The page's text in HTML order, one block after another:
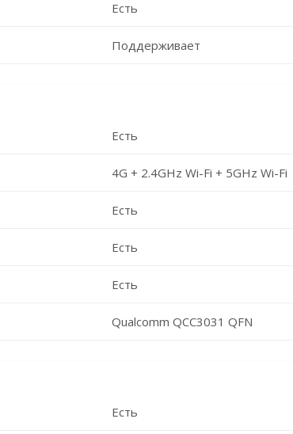
Есть
Поддерживает
Есть
4G + 2.4GHz Wi-Fi + 5GHz Wi-Fi
Есть
Есть
Есть
Qualcomm QCC3031 QFN
Есть